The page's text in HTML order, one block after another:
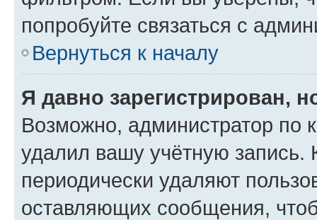
попробуйте связаться с
Вернуться к началу
Я давно зарегистрирован,
Возможно, администратор по
удалил вашу учётную запись.
периодически удаляют
оставляющих сообщения,